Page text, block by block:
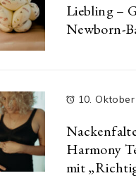
Liebling –
Newborn-
10.
Harmony
mit